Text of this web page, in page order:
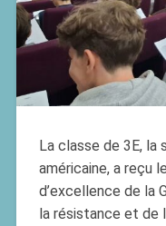
La classe de 3E, la
américaine, a reçu
d’excellence de la
la résistance et de